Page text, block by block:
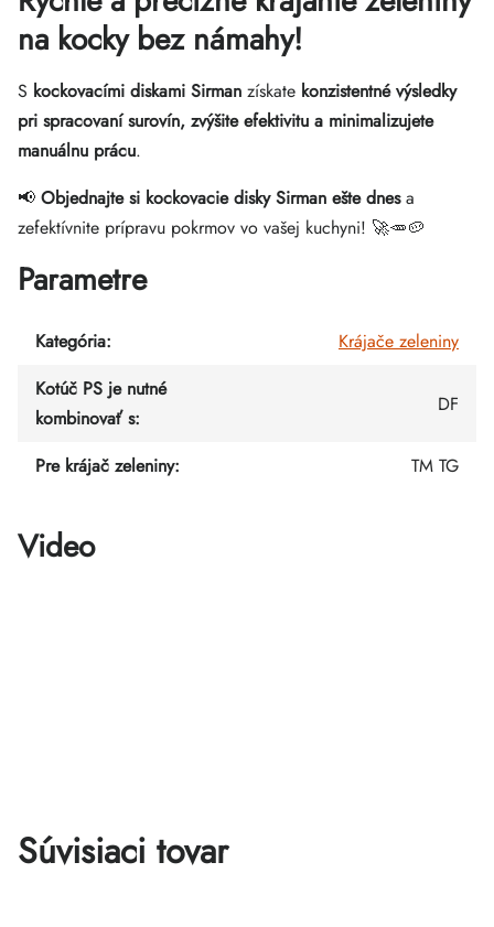
na kocky bez námahy!
S kockovacími diskami Sirman získate konzistentné výsledky
pri spracovaní surovín, zvýšite efektivitu a minimalizujete
manuálnu prácu.
📢 Objednajte si kockovacie disky Sirman ešte dnesa
zefektívnite prípravu pokrmov vo vašej kuchyni! 🚀🥕🥔
Parametre
Kategória:
Krájače zeleniny
Kotúč PS je nutné
kombinovať s:
DF
Pre krájač zeleniny: TM TG
Video
Súvisiaci tovar